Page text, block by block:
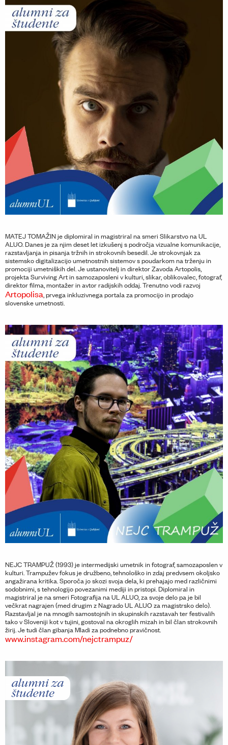
MATEJ TOMAŽIN je diplomiral in magistriral na smeri Slikarstvo na UL
ALUO. Danes je za njim deset let izkušenj s področja vizualne komunikacije,
razstavljanja in pisanja tržnih in strokovnih besedil. Je strokovnjak za
sistemsko digitalizacijo umetnostnih sistemov s poudarkom na trženju in
promociji umetniških del. Je ustanovitelj in direktor Zavoda Artopolis,
projekta Surviving Art in samozaposleni v kulturi, slikar, oblikovalec, fotograf,
direktor filma, montažer in avtor radijskih oddaj. Trenutno vodi razvoj
Artopolisa, prvega inkluzivnega portala za promocijo in prodajo
slovenske umetnosti.
NEJC TRAMPUŽ (1993) je intermedijski umetnik in fotograf, samozaposlen v
kulturi. Trampužev fokus je družbeno, tehnološko in zdaj predvsem okoljsko
angažirana kritika. Sporoča jo skozi svoja dela, ki prehajajo med različnimi
sodobnimi, s tehnologijo povezanimi mediji in pristopi. Diplomiral in
magistriral je na smeri Fotografija na UL ALUO, za svoje delo pa je bil
večkrat nagrajen (med drugim z Nagrado UL ALUO za magistrsko delo).
Razstavljal je na mnogih samostojnih in skupinskih razstavah ter festivalih
tako v Sloveniji kot v tujini, gostoval na okroglih mizah in bil član strokovnih
žirij. Je tudi član gibanja Mladi za podnebno pravičnost.
www.instagram.com/nejctrampuz/